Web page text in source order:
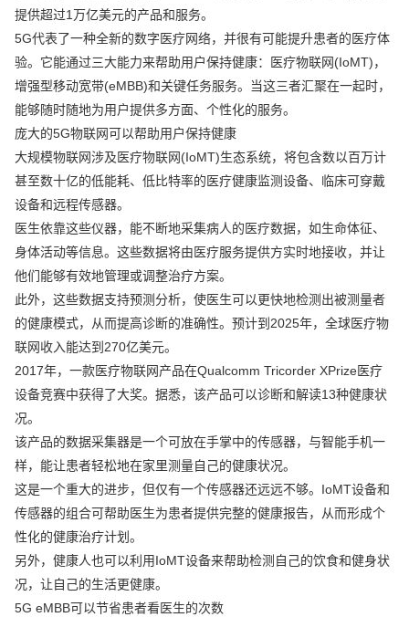
提供超过1万亿美元的产品和服务。
5G代表了一种全新的数字医疗网络，并很有可能提升患者的医疗体
验。它能通过三大能力来帮助用户保持健康：医疗物联网(IoMT)，
增强型移动宽带(eMBB)和关键任务服务。当这三者汇聚在一起时，
能够随时随地为用户提供多方面、个性化的服务。
庞大的5G物联网可以帮助用户保持健康
大规模物联网涉及医疗物联网(IoMT)生态系统，将包含数以百万计
甚至数十亿的低能耗、低比特率的医疗健康监测设备、临床可穿戴
设备和远程传感器。
医生依靠这些仪器，能不断地采集病人的医疗数据，如生命体征、
身体活动等信息。这些数据将由医疗服务提供方实时地接收，并让
他们能够有效地管理或调整治疗方案。
此外，这些数据支持预测分析，使医生可以更快地检测出被测量者
的健康模式，从而提高诊断的准确性。预计到2025年，全球医疗物
联网收入能达到270亿美元。
2017年，一款医疗物联网产品在Qualcomm Tricorder XPrize医疗
设备竞赛中获得了大奖。据悉，该产品可以诊断和解读13种健康状
况。
该产品的数据采集器是一个可放在手掌中的传感器，与智能手机一
样，能让患者轻松地在家里测量自己的健康状况。
这是一个重大的进步，但仅有一个传感器还远远不够。IoMT设备和
传感器的组合可帮助医生为患者提供完整的健康报告，从而形成个
性化的健康治疗计划。
另外，健康人也可以利用IoMT设备来帮助检测自己的饮食和健身状
况，让自己的生活更健康。
5G eMBB可以节省患者看医生的次数